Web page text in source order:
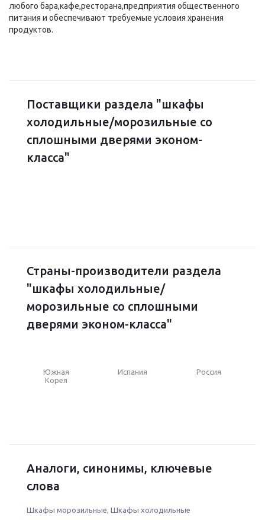
любого бара,кафе,ресторана,предприятия общественного
питания и обеспечивают требуемые условия хранения
продуктов.
Поставщики раздела "шкафы
холодильные/морозильные со
сплошными дверями эконом-
класса"
Страны-производители раздела
"шкафы холодильные/
морозильные со сплошными
дверями эконом-класса"
Южная
Корея
Испания Россия
Аналоги, синонимы, ключевые
слова
Шкафы морозильные Шкафы холодильные